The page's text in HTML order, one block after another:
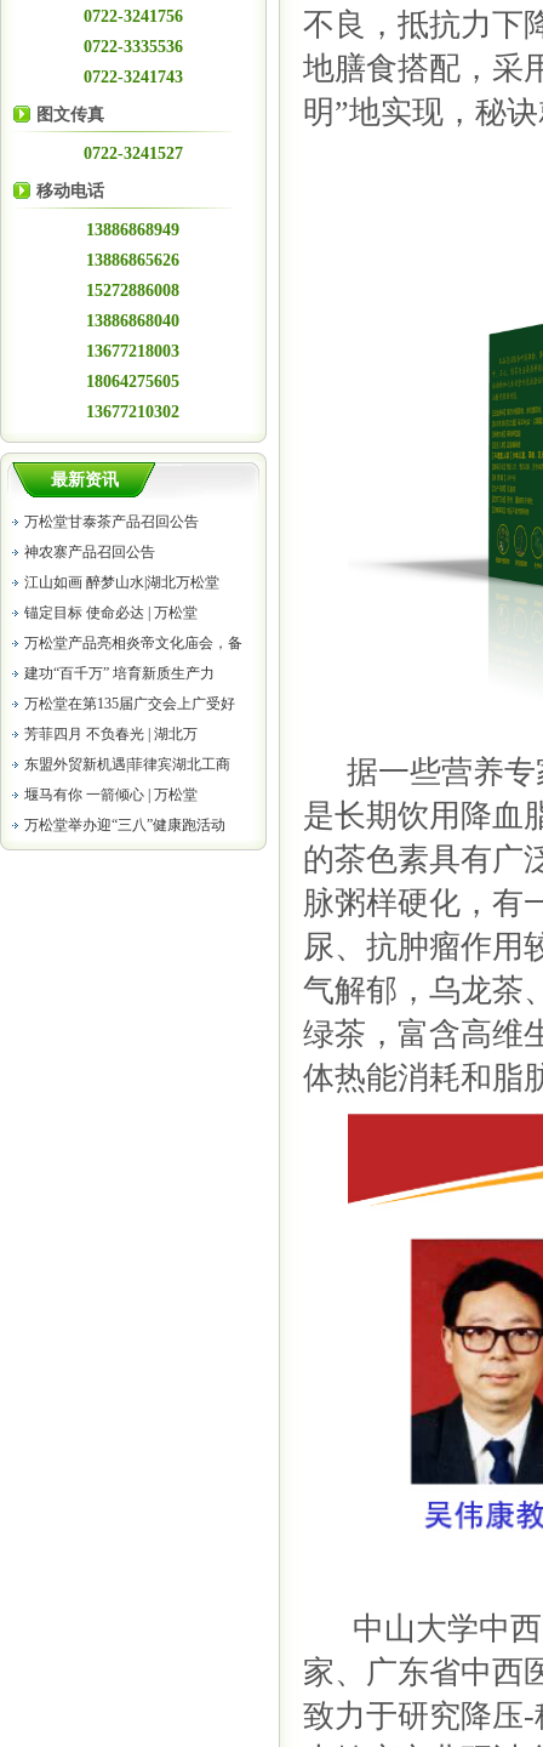
0722-3241756
0722-3335536
0722-3241743
图文传真
0722-3241527
移动电话
13886868949
13886865626
15272886008
13886868040
13677218003
18064275605
13677210302
最新资讯
万松堂甘泰茶产品召回公告
神农寨产品召回公告
江山如画 醉梦山水|湖北万松堂
锚定目标 使命必达 | 万松堂
万松堂产品亮相炎帝文化庙会，备
建功“百千万” 培育新质生产力
万松堂在第135届广交会上广受好
芳菲四月 不负春光 | 湖北万
东盟外贸新机遇|菲律宾湖北工商
堰马有你 一箭倾心 | 万松堂
万松堂举办迎“三八”健康跑活动
不良，抵抗力下
地膳食搭配，采
明”地实现，秘
据一些营养
是长期饮用降血
的茶色素具有广
脉粥样硬化，有
尿、抗肿瘤作用
气解郁，乌龙茶
绿茶，富含高维
体热能消耗和脂
中山大学中西
家、广东省中西
致力于研究降压